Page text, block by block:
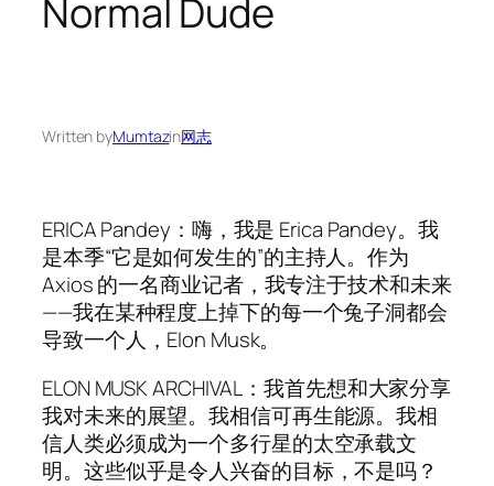
Normal Dude
Written byMumtazin网志
ERICA Pandey：嗨，我是 Erica Pandey。我
是本季“它是如何发生的”的主持人。作为
Axios 的一名商业记者，我专注于技术和未来
——我在某种程度上掉下的每一个兔子洞都会
导致一个人，Elon Musk。
ELON MUSK ARCHIVAL：我首先想和大家分享
我对未来的展望。我相信可再生能源。我相
信人类必须成为一个多行星的太空承载文
明。这些似乎是令人兴奋的目标，不是吗？